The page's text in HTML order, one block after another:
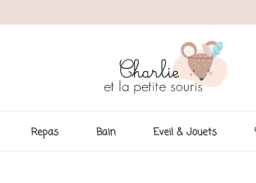
Repas Bain Eveil & Jouets